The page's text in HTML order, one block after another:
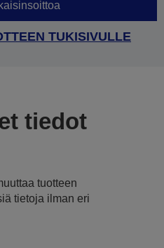
TUKISIVULLE
tiedot
tuotteen
tietoja ilman eri